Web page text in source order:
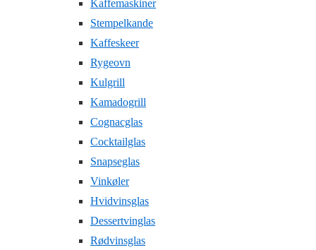
Kaffemaskiner
Stempelkande
Kaffeskeer
Rygeovn
Kulgrill
Kamadogrill
Cognacglas
Cocktailglas
Snapseglas
Vinkøler
Hvidvinsglas
Dessertvinglas
Rødvinsglas